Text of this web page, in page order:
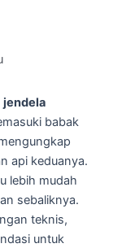
jendela
babak
api keduanya.
lebih mudah
sebaliknya.
teknis,
untuk